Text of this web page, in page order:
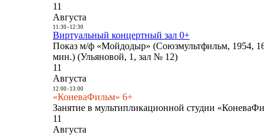
11
Августа
11:30- 12:30
Виртуальный концертный зал 0+
Показ м/ф «Мойдодыр» (Союзмультфильм, 1954,
мин.) (Ульяновой, 1, зал № 12)
11
Августа
12:00- 13:00
«КоневаФильм» 6+
Занятие в мультипликационной студии
11
Августа